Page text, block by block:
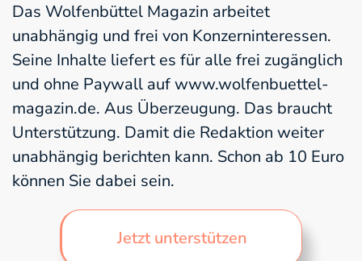
Das Wolfenbüttel Magazin arbeitet
unabhängig und frei von Konzerninteressen.
Seine Inhalte liefert es für alle frei zugänglich
und ohne Paywall auf www.wolfenbuettel-
magazin.de. Aus Überzeugung. Das braucht
Unterstützung. Damit die Redaktion weiter
unabhängig berichten kann. Schon ab 10 Euro
können Sie dabei sein.
Jetzt unterstützen